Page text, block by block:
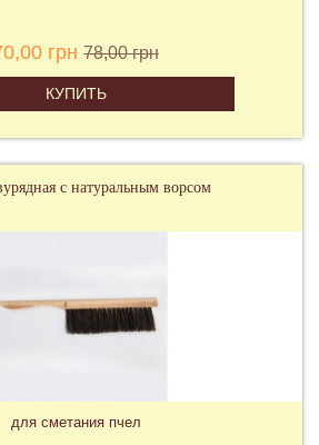
грн 78,00 грн
КУПИТЬ
с натуральным ворсом
для сметания пчел